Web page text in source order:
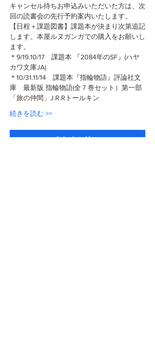
キャンセル待ちお申込みいただいた方は、次
回の読書会の先行予約案内いたします。
【日程＋課題図書】課題本が決まり次第追記
します。本屋ルヌガンガでの購入をお願いし
ます。
＊9/19.10/17　課題本 『2084年のSF』(ハヤ
カワ文庫JA)
＊10/31.11/14　課題本『指輪物語』評論社文
庫　最新版 指輪物語(全７巻セット）第一部
「旅の仲間」J.R.Rトールキン
続きを読む >>
参加申し込み